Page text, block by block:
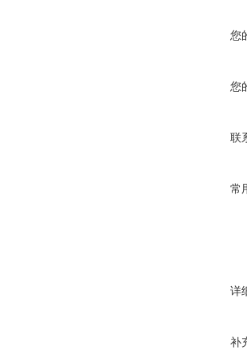
您
您
联
常
详
补